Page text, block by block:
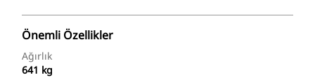
Önemli Özellikler
Ağırlık
641 kg